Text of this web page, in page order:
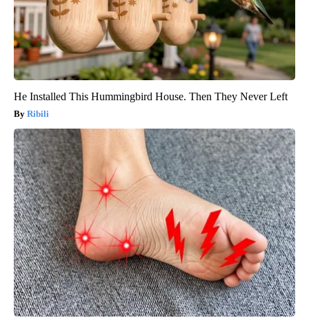
He Installed This Hummingbird House. Then They Never Left
Ribili